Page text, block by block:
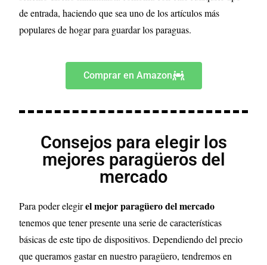
de entrada, haciendo que sea uno de los artículos más
populares de hogar para guardar los paraguas.
Comprar en Amazon
Consejos para elegir los
mejores paragüeros del
mercado
Para poder elegirel mejor paragüero del mercado
tenemos que tener presente una serie de características
básicas de este tipo de dispositivos. Dependiendo del precio
que queramos gastar en nuestro paragüero, tendremos en